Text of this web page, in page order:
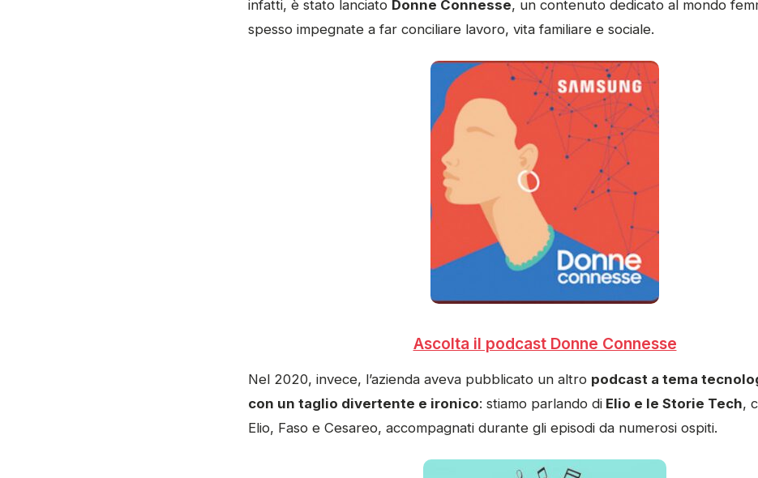
infatti, è stato lanciato Donne Connesse, un contenuto dedicato al mondo
spesso impegnate a far conciliare lavoro, vita familiare e sociale.
Ascolta il podcast Donne Connesse
Nel 2020, invece, l’azienda aveva pubblicato un altro podcast a tema
con un taglio divertente e ironico: stiamo parlando di Elio e le Storie Tech,
Elio, Faso e Cesareo, accompagnati durante gli episodi da numerosi ospiti.